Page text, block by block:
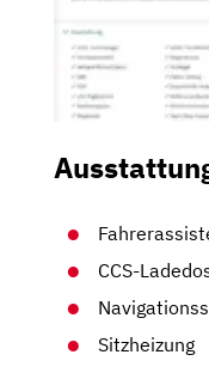
CCS-
Sitzheizung